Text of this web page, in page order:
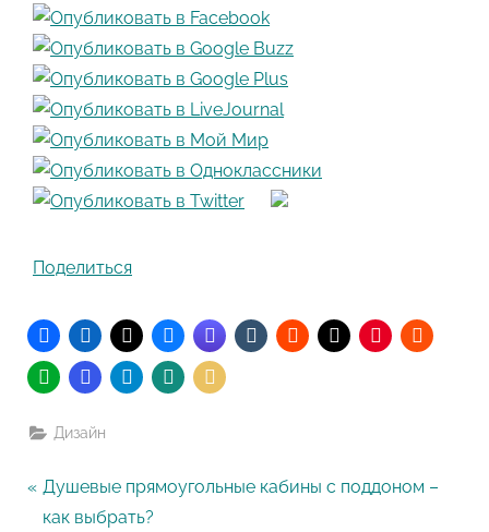
Поделиться
Дизайн
Навигация
P
r
Душевые прямоугольные кабины с поддоном –
как выбрать?